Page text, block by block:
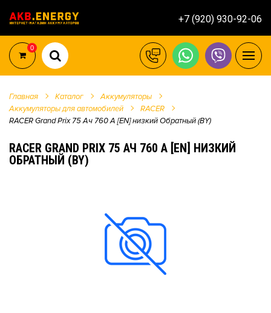
+7 (920) 930-92-06
0
Главная Каталог
Аккумуляторы
Аккумуляторы для автомобилей
RACER
RACER Grand Prix 75 Ач 760 А [EN] низкий Обратный (BY)
RACER GRAND PRIX 75 АЧ 760 А [EN] НИЗКИЙ
ОБРАТНЫЙ (BY)